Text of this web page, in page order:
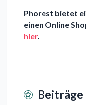
Phorest bietet
einen Online
hier.
Beiträge